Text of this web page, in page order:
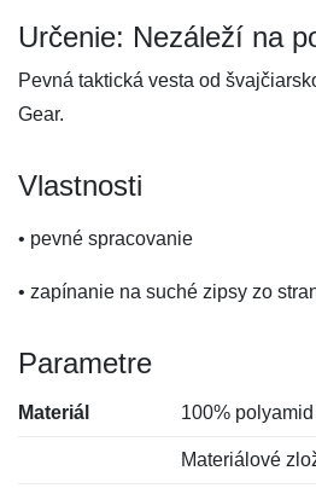
Určenie: Nezáleží na
Pevná taktická vesta od
Gear.
Vlastnosti
• pevné spracovanie
• zapínanie na suché zipsy zo
Parametre
Materiál 100%
Materiálové